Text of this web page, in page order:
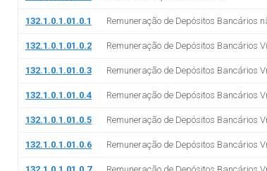
132.1.0.1.01.0.1 Remuneração de Depósitos Bancários
132.1.0.1.01.0.2 Remuneração de Depósitos Bancários
132.1.0.1.01.0.3 Remuneração de Depósitos Bancários
132.1.0.1.01.0.4 Remuneração de Depósitos Bancários
132.1.0.1.01.0.5 Remuneração de Depósitos Bancários
132.1.0.1.01.0.6 Remuneração de Depósitos Bancários